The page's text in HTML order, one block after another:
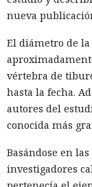
nueva
El diámetro de
vértebra de
hasta la fecha.
autores del
conocida más
Basándose en
investigadores